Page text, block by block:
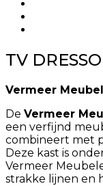
TV
Vermeer
De Vermeer
een verfijnd
combineert met
Deze kast is
Vermeer
strakke lijnen en